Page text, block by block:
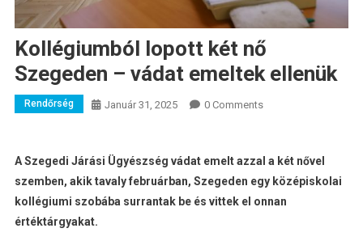
Kollégiumból lopott két nő
Szegeden – vádat emeltek ellenük
Rendőrség Január 31, 2025 0 Comments
A Szegedi Járási Ügyészség vádat emelt azzal a két nővel
szemben, akik tavaly februárban, Szegeden egy középiskolai
kollégiumi szobába surrantak be és vittek el onnan
értéktárgyakat.